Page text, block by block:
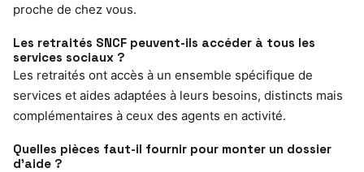
proche de chez vous.
Les retraités SNCF peuvent-ils accéder à tous les
services sociaux ?
Les retraités ont accès à un ensemble spécifique de
services et aides adaptées à leurs besoins, distincts mais
complémentaires à ceux des agents en activité.
Quelles pièces faut-il fournir pour monter un dossier
d’aide ?